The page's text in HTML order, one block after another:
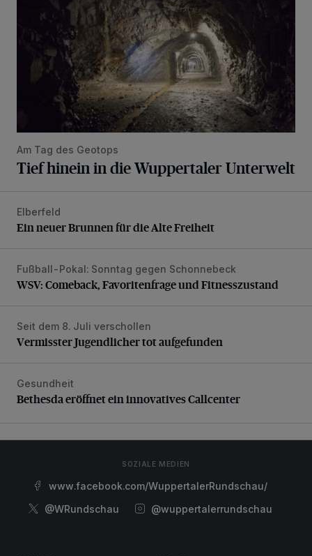
Am Tag des Geotops
Tief hinein in die Wuppertaler Unterwelt
Ein neuer Brunnen für die Alte Freiheit
Elberfeld
Ein neuer Brunnen für die Alte Freiheit
WSV: Comeback, Favoritenfrage und Fitnesszustand
Fußball-Pokal: Sonntag gegen Schonnebeck
WSV: Comeback, Favoritenfrage und Fitnesszustand
Vermisster Jugendlicher tot aufgefunden
Seit dem 8. Juli verschollen
Vermisster Jugendlicher tot aufgefunden
Bethesda eröffnet ein innovatives Callcenter
Gesundheit
Bethesda eröffnet ein innovatives Callcenter
SOZIALE MEDIEN
www.facebook.com/WuppertalerRundschau/
@WRundschau
@wuppertalerrundschau